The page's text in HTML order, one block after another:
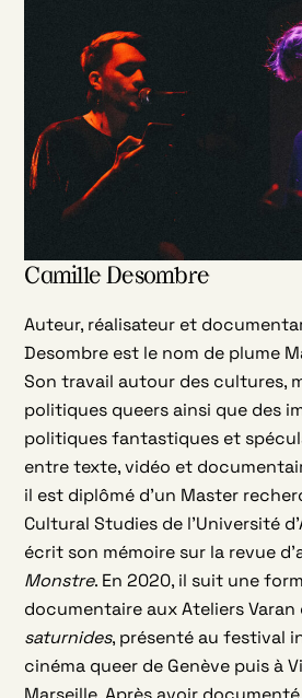
Camille Desombre
Auteur, réalisateur et
Desombre est le nom de plume
Son travail autour des cultures,
politiques queers ainsi que des
politiques fantastiques et
entre texte, vidéo et
il est diplômé d’un Master
Cultural Studies de l’Université
écrit son mémoire sur la revue
Monstre. En 2020, il suit une
documentaire aux Ateliers Varan
saturnides, présenté au festival
cinéma queer de Genève puis à